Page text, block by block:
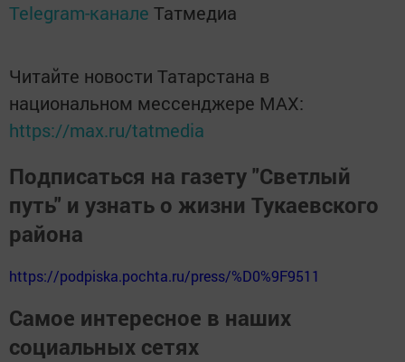
Telegram-канале Татмедиа
Читайте новости Татарстана в
национальном мессенджере MАХ:
https://max.ru/tatmedia
Подписаться на газету "Светлый
путь" и узнать о жизни Тукаевского
района
https://podpiska.pochta.ru/press/%D0%9F9511
Самое интересное в наших
социальных сетях